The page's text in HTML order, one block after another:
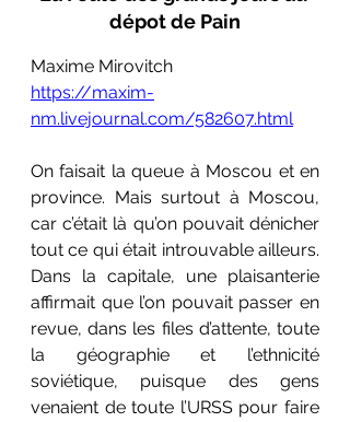
dépot de Pain
Maxime Mirovitch
https://maxim-
nm.livejournal.com/582607.html
On faisait la queue à Moscou et en
province. Mais surtout à Moscou,
car c’était là qu’on pouvait dénicher
tout ce qui était introuvable ailleurs.
Dans la capitale, une plaisanterie
affirmait que l’on pouvait passer en
revue, dans les files d’attente, toute
la géographie et l’ethnicité
soviétique, puisque des gens
venaient de toute l’URSS pour faire